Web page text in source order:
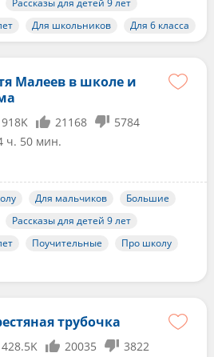
Рассказы для детей 9 лет
Для школьников Для 6 класса
Малеев в школе и
918K 21168
5784
ч. 50 мин.
Для мальчиков
Большие
Рассказы для детей 9 лет
Поучительные
Про школу
трубочка
428.5K 20035
3822